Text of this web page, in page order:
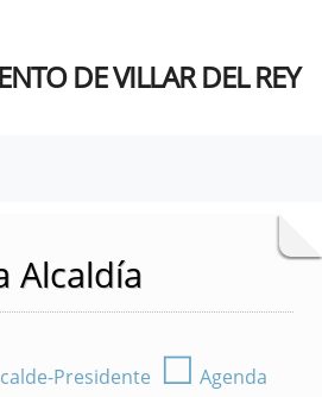
DE VILLAR DEL REY
Alcaldía
Presidente ☐ Agenda